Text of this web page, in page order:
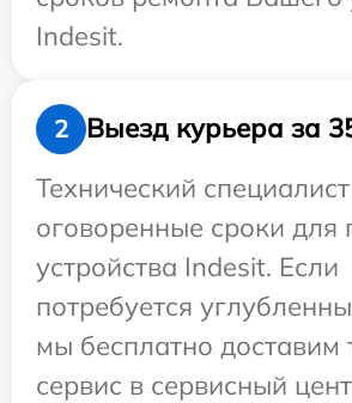
Indesit.
2
Выезд курьера за
Технический
оговоренные сроки для
устройства Indesit. Если
потребуется
мы бесплатно доставим
сервис в сервисный